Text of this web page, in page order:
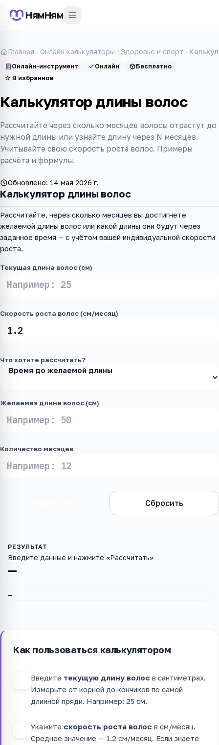
НямНям
Главная Онлайн калькуляторы Здоровье и спорт
Онлайн-инструмент Онлайн
Бесплатно
☆ В избранное
Калькулятор длины волос
Рассчитайте через сколько месяцев волосы отрастут до
нужной длины или узнайте длину через N месяцев.
Учитывайте свою скорость роста волос. Примеры
расчёта и формулы.
Обновлено: 14 мая 2026 г.
Калькулятор длины волос
Рассчитайте, через сколько месяцев вы достигнете
желаемой длины волос или какой длины они будут через
заданное время — с учётом вашей индивидуальной скорости
роста.
Текущая длина волос (см)
Скорость роста волос (см/месяц)
Что хотите рассчитать?
Желаемая длина волос (см)
Количество месяцев
Сбросить
—
Введите данные и нажмите «Рассчитать»
—
Как пользоваться калькулятором
Введите текущую длину волос в сантиметрах.
Измерьте от корней до кончиков по самой
длинной пряди. Например: 25 см.
Укажите скорость роста волос в см/месяц.
Среднее значение — 1.2 см/месяц. Если знаете